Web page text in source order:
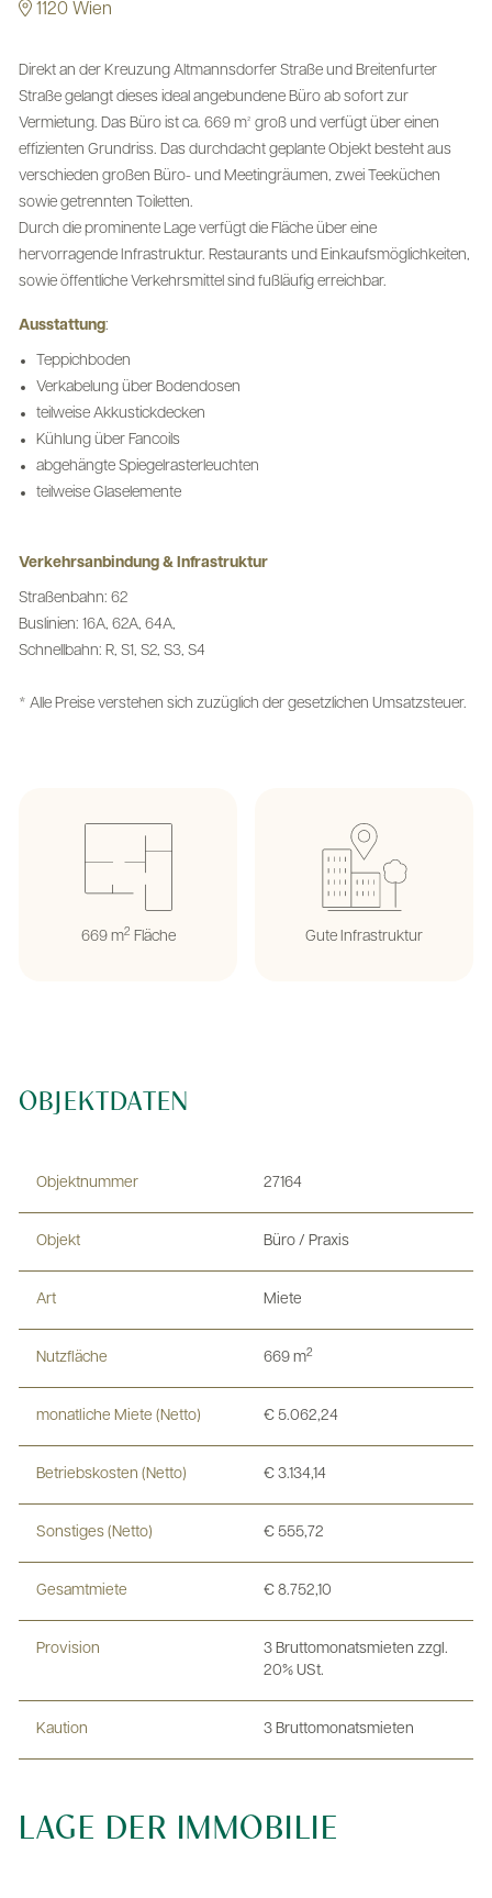
1120 Wien
Direkt an der Kreuzung Altmannsdorfer Straße und Breitenfurter
Straße gelangt dieses ideal angebundene Büro ab sofort zur
Vermietung. Das Büro ist ca. 669 m² groß und verfügt über einen
effizienten Grundriss. Das durchdacht geplante Objekt besteht aus
verschieden großen Büro- und Meetingräumen, zwei Teeküchen
sowie getrennten Toiletten.
Durch die prominente Lage verfügt die Fläche über eine
hervorragende Infrastruktur. Restaurants und Einkaufsmöglichkeiten,
sowie öffentliche Verkehrsmittel sind fußläufig erreichbar.
Ausstattung:
Teppichboden
Verkabelung über Bodendosen
teilweise Akkustickdecken
Kühlung über Fancoils
abgehängte Spiegelrasterleuchten
teilweise Glaselemente
Verkehrsanbindung & Infrastruktur
Straßenbahn: 62
Buslinien: 16A, 62A, 64A,
Schnellbahn: R, S1, S2, S3, S4
* Alle Preise verstehen sich zuzüglich der gesetzlichen Umsatzsteuer.
669 m2 Fläche Gute Infrastruktur
OBJEKTDATEN
Objektnummer 27164
Objekt Büro / Praxis
Art Miete
Nutzfläche 669 m2
monatliche Miete (Netto) € 5.062,24
Betriebskosten (Netto) € 3.134,14
Sonstiges (Netto) € 555,72
Gesamtmiete € 8.752,10
Provision
3 Bruttomonatsmieten zzgl.
20% USt.
Kaution 3 Bruttomonatsmieten
LAGE DER IMMOBILIE